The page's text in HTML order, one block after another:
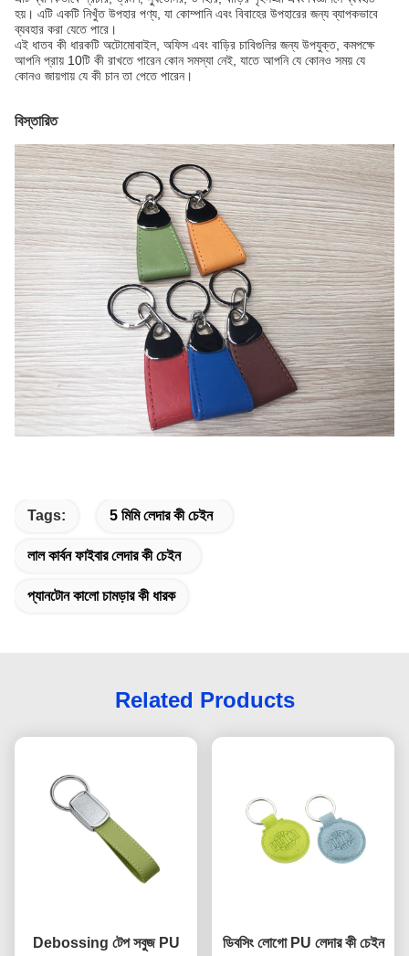
হয়। এটি একটি নিখুঁত উপহার পণ্য, যা কোম্পানি এবং বিবাহের উপহারের জন্য ব্যাপকভাবে
ব্যবহার করা যেতে পারে।
এই ধাতব কী ধারকটি অটোমোবাইল, অফিস এবং বাড়ির চাবিগুলির জন্য উপযুক্ত, কমপক্ষে
আপনি প্রায় 10টি কী রাখতে পারেন কোন সমস্যা নেই, যাতে আপনি যে কোনও সময় যে
কোনও জায়গায় যে কী চান তা পেতে পারেন।
বিস্তারিত
Tags: 5 মিমি লেদার কী চেইন
লাল কার্বন ফাইবার লেদার কী চেইন
প্যানটোন কালো চামড়ার কী ধারক
Related Products
Debossing টেপ সবুজ PU
ডিবসিং লোগো PU লেদার কী চেইন